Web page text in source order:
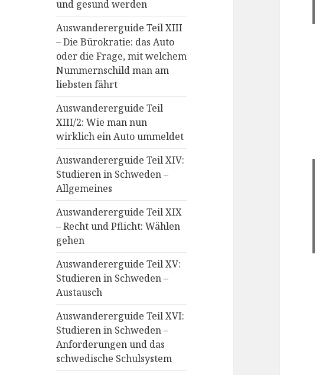
und gesund werden
Auswandererguide Teil XIII
– Die Bürokratie: das Auto
oder die Frage, mit welchem
Nummernschild man am
liebsten fährt
Auswandererguide Teil
XIII/2: Wie man nun
wirklich ein Auto ummeldet
Auswandererguide Teil XIV:
Studieren in Schweden –
Allgemeines
Auswandererguide Teil XIX
– Recht und Pflicht: Wählen
gehen
Auswandererguide Teil XV:
Studieren in Schweden –
Austausch
Auswandererguide Teil XVI:
Studieren in Schweden –
Anforderungen und das
schwedische Schulsystem